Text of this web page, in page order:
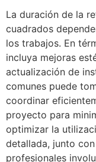
La duración de la
cuadrados
los trabajos. En
incluya mejoras
actualización de
comunes puede
coordinar
proyecto para
optimizar la
detallada, junto
profesionales